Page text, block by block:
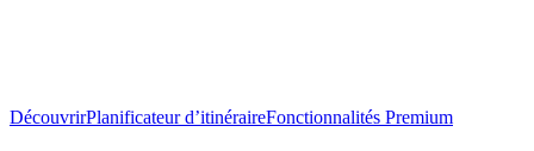
DécouvrirPlanificateur d’itinéraireFonctionnalités Premium